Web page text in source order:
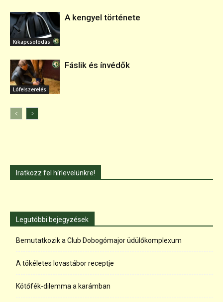
Kikapcsolódás
A kengyel története
Lófelszerelés
Fáslik és ínvédők
Iratkozz fel hírlevelünkre!
Legutóbbi bejegyzések
Bemutatkozik a Club Dobogómajor üdülőkomplexum
A tökéletes lovastábor receptje
Kötőfék-dilemma a karámban